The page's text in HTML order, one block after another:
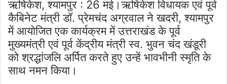
ऋषिकेश, श्यामपुर : 26 मई।ऋषिकेश विधायक एवं पूर्व
कैबिनेट मंत्री डॉ. प्रेमचंद अग्रवाल ने खदरी, श्यामपुर
में आयोजित एक कार्यक्रम में उत्तराखंड के पूर्व
मुख्यमंत्री एवं पूर्व केंद्रीय मंत्री स्व. भुवन चंद खंडूरी
को श्रद्धांजलि अर्पित करते हुए उन्हें भावभीनी स्मृति के
साथ नमन किया।